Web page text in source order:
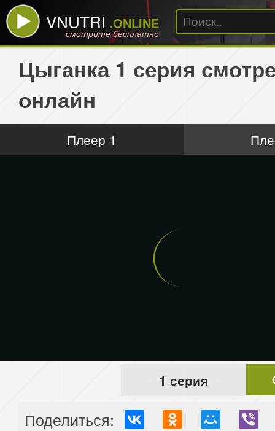
VNUTRI .ONLINE
смотрите бесплатно
Цыганка 1 серия
онлайн
Плеер 1
1 серия
Поделиться: